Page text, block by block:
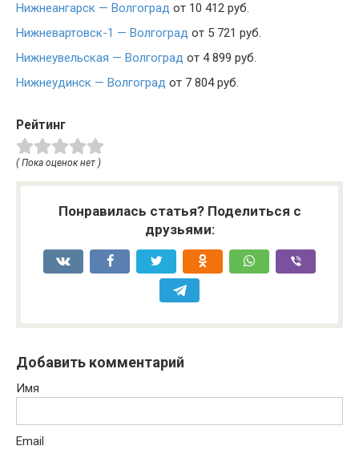
Нижнеангарск — Волгоград от 10 412 руб.
Нижневартовск-1 — Волгоград от 5 721 руб.
Нижнеувельская — Волгоград от 4 899 руб.
Нижнеудинск — Волгоград от 7 804 руб.
Рейтинг
( Пока оценок нет )
Понравилась статья? Поделиться с
друзьями:
Добавить комментарий
Имя
Email